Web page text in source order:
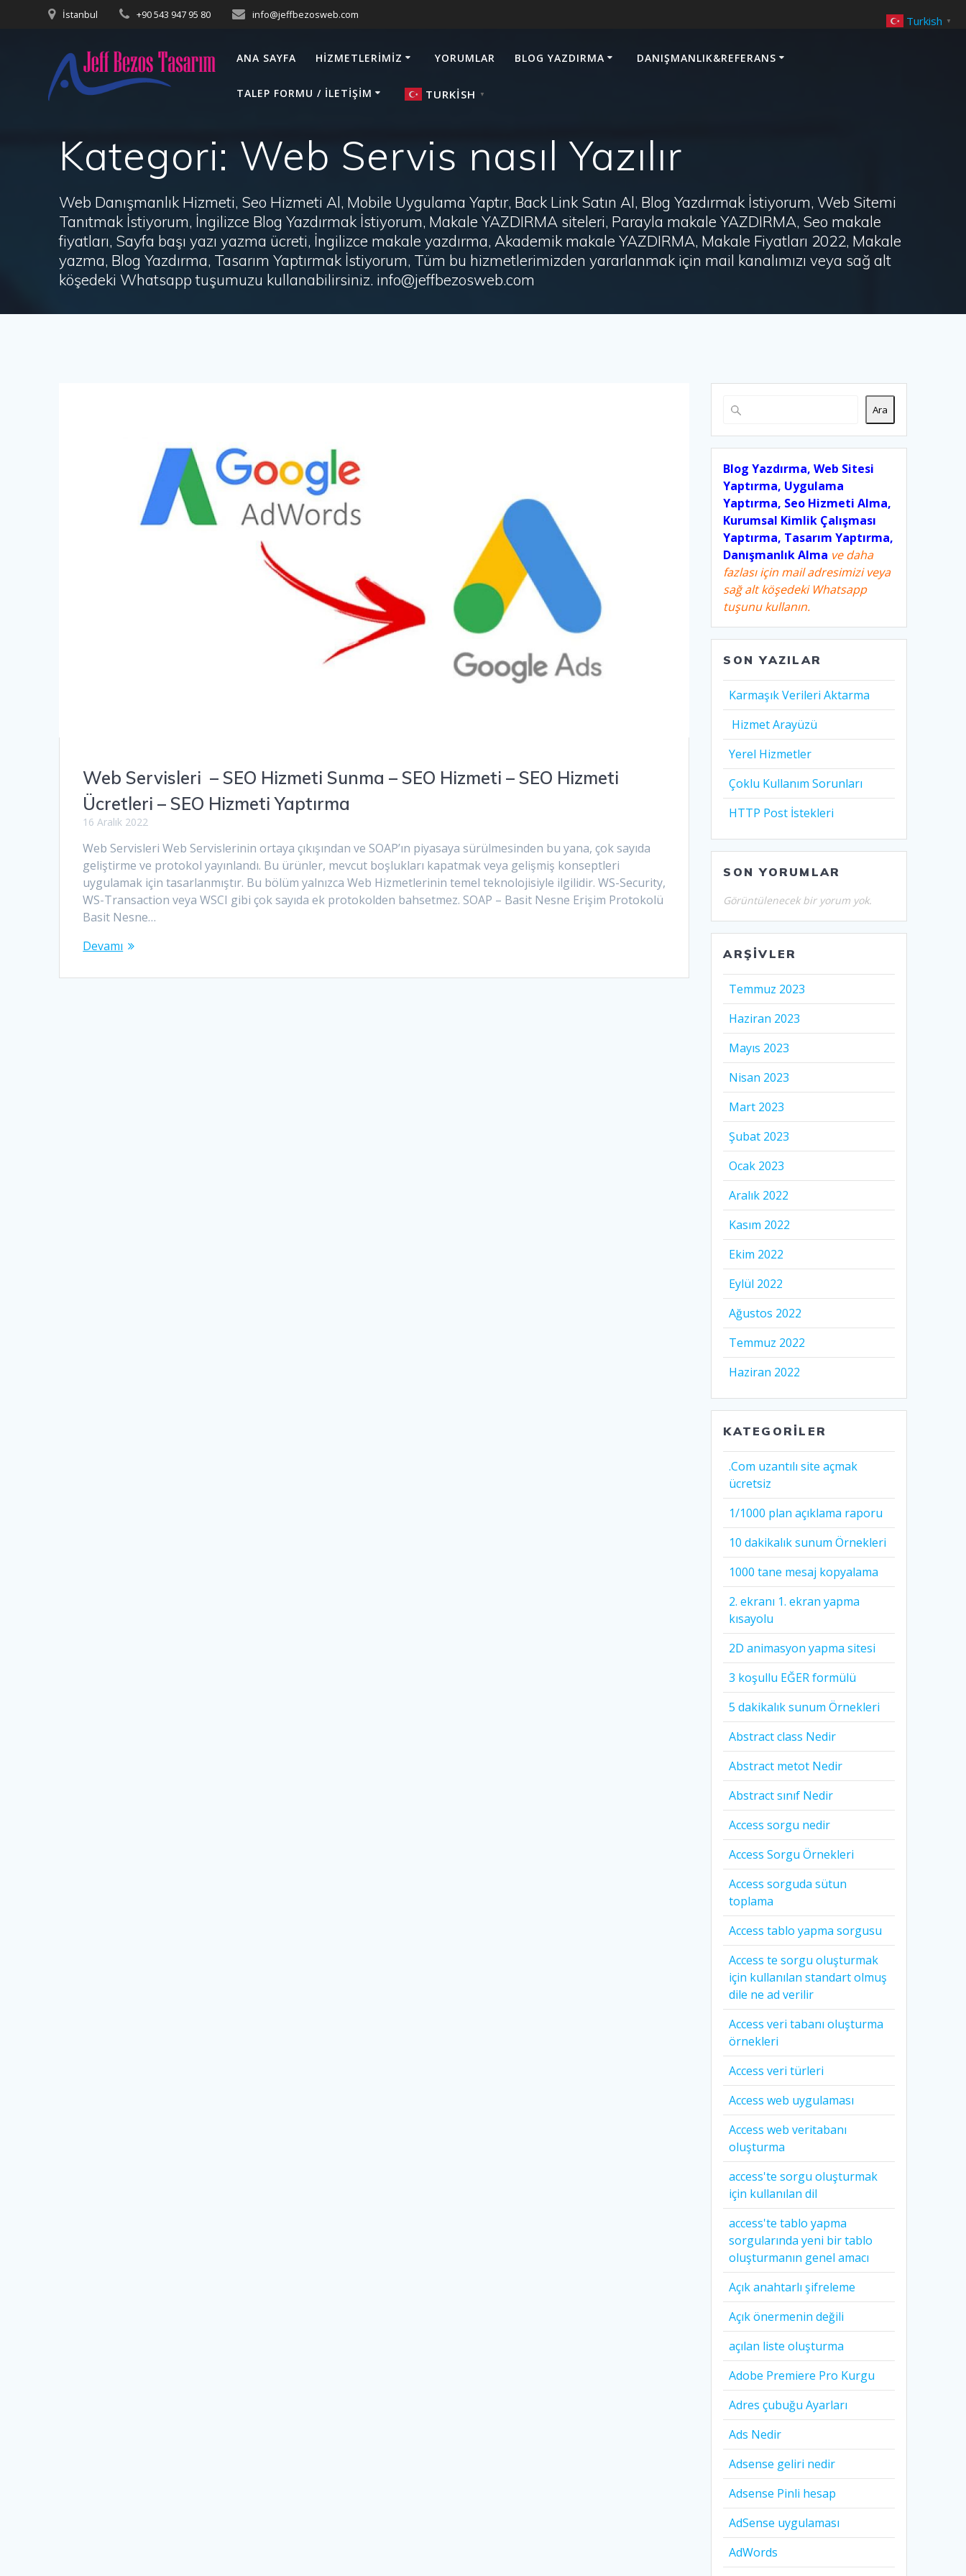
İstanbul +90 543 947 95 80 info@jeffbezosweb.com
ANA SAYFA HIZMETLERIMIZ YORUMLAR BLOG YAZDIRMA DANIŞMANLIK&REFERANS
TALEP FORMU / İLETIŞIM TURKISH ▼
Kategori: Web Servis nasıl Yazılır
Web Danışmanlık Hizmeti, Seo Hizmeti Al, Mobile Uygulama Yaptır, Back Link Satın Al, Blog Yazdırmak İstiyorum, Web Sitemi
Tanıtmak İstiyorum, İngilizce Blog Yazdırmak İstiyorum, Makale YAZDIRMA siteleri, Parayla makale YAZDIRMA, Seo makale
fiyatları, Sayfa başı yazı yazma ücreti, İngilizce makale yazdırma, Akademik makale YAZDIRMA, Makale Fiyatları 2022, Makale
yazma, Blog Yazdırma, Tasarım Yaptırmak İstiyorum, Tüm bu hizmetlerimizden yararlanmak için mail kanalımızı veya sağ alt
köşedeki Whatsapp tuşumuzu kullanabilirsiniz. info@jeffbezosweb.com
Web Servisleri – SEO Hizmeti Sunma – SEO Hizmeti – SEO Hizmeti
Ücretleri – SEO Hizmeti Yaptırma
16 Aralık 2022
Web Servisleri Web Servislerinin ortaya çıkışından ve SOAP’ın piyasaya sürülmesinden bu yana, çok sayıda
geliştirme ve protokol yayınlandı. Bu ürünler, mevcut boşlukları kapatmak veya gelişmiş konseptleri
uygulamak için tasarlanmıştır. Bu bölüm yalnızca Web Hizmetlerinin temel teknolojisiyle ilgilidir. WS-Security,
WS-Transaction veya WSCI gibi çok sayıda ek protokolden bahsetmez. SOAP – Basit Nesne Erişim Protokolü
Basit Nesne…
Devamı
Ara
Blog Yazdırma, Web Sitesi
Yaptırma, Uygulama
Yaptırma, Seo Hizmeti Alma,
Kurumsal Kimlik Çalışması
Yaptırma, Tasarım Yaptırma,
Danışmanlık Alma ve daha
fazlası için mail adresimizi veya
sağ alt köşedeki Whatsapp
tuşunu kullanın.
SON YAZILAR
Karmaşık Verileri Aktarma
Hizmet Arayüzü
Yerel Hizmetler
Çoklu Kullanım Sorunları
HTTP Post İstekleri
SON YORUMLAR
Görüntülenecek bir yorum yok.
ARŞIVLER
Temmuz 2023
Haziran 2023
Mayıs 2023
Nisan 2023
Mart 2023
Şubat 2023
Ocak 2023
Aralık 2022
Kasım 2022
Ekim 2022
Eylül 2022
Ağustos 2022
Temmuz 2022
Haziran 2022
KATEGORILER
.Com uzantılı site açmak
ücretsiz
1/1000 plan açıklama raporu
10 dakikalık sunum Örnekleri
1000 tane mesaj kopyalama
2. ekranı 1. ekran yapma
kısayolu
2D animasyon yapma sitesi
3 koşullu EĞER formülü
5 dakikalık sunum Örnekleri
Abstract class Nedir
Abstract metot Nedir
Abstract sınıf Nedir
Access sorgu nedir
Access Sorgu Örnekleri
Access sorguda sütun
toplama
Access tablo yapma sorgusu
Access te sorgu oluşturmak
için kullanılan standart olmuş
dile ne ad verilir
Access veri tabanı oluşturma
örnekleri
Access veri türleri
Access web uygulaması
Access web veritabanı
oluşturma
access'te sorgu oluşturmak
için kullanılan dil
access'te tablo yapma
sorgularında yeni bir tablo
oluşturmanın genel amacı
Açık anahtarlı şifreleme
Açık önermenin değili
açılan liste oluşturma
Adobe Premiere Pro Kurgu
Adres çubuğu Ayarları
Ads Nedir
Adsense geliri nedir
Adsense Pinli hesap
AdSense uygulaması
AdWords
Turkish ▼